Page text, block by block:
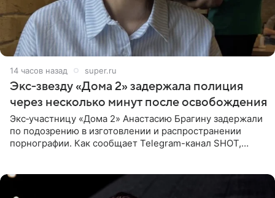
14 часов назад super.ru
Экс‑звезду «Дома 2» задержала полиция
через несколько минут после освобождения
Экс‑участницу «Дома 2» Анастасию Брагину задержали
по подозрению в изготовлении и распространении
порнографии. Как сообщает Telegram-канал SHOT,